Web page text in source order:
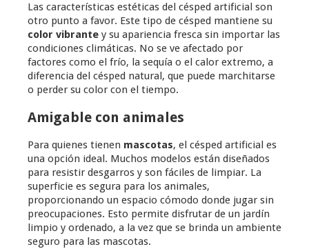
Las características estéticas del césped artificial son
otro punto a favor. Este tipo de césped mantiene su
color vibrante y su apariencia fresca sin importar las
condiciones climáticas. No se ve afectado por
factores como el frío, la sequía o el calor extremo, a
diferencia del césped natural, que puede marchitarse
o perder su color con el tiempo.
Amigable con animales
Para quienes tienen mascotas, el césped artificial es
una opción ideal. Muchos modelos están diseñados
para resistir desgarros y son fáciles de limpiar. La
superficie es segura para los animales,
proporcionando un espacio cómodo donde jugar sin
preocupaciones. Esto permite disfrutar de un jardín
limpio y ordenado, a la vez que se brinda un ambiente
seguro para las mascotas.